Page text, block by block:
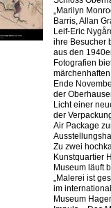
„Marilyn
Barris, Allan
Leif-Eric
ihre Besucher
aus den
Fotografien
Ende
der
Licht einer
der
Air Package
Zu zwei
Kunstquartier
Museum läuft
„Malerei ist
im
Museum